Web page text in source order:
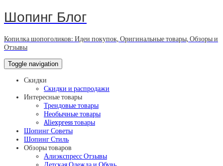
Шопинг Блог
Копилка шопоголиков: Идеи покупок, Оригинальные товары, Обзоры и
Отзывы
Toggle navigation
Скидки
Скидки и распродажи
Интересные товары
Трендовые товары
Необычные товары
Aliexpress товары
Шопинг Советы
Шопинг Стиль
Обзоры товаров
Алиэкспресс Отзывы